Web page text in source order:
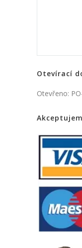
Otevírací
Otevřeno: